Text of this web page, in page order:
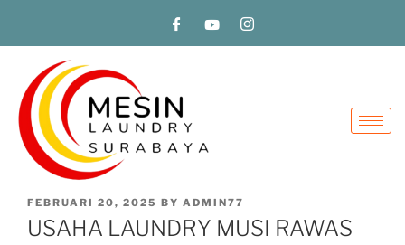
FEBRUARI 20, 2025 BY ADMIN77
USAHA LAUNDRY MUSI RAWAS